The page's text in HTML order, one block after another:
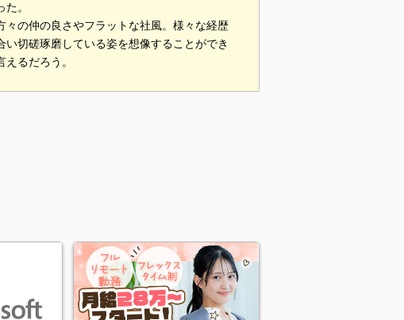
。
の仲の良さやフラットな社風。様々な経歴
切磋琢磨している姿を想像することができ
るだろう。